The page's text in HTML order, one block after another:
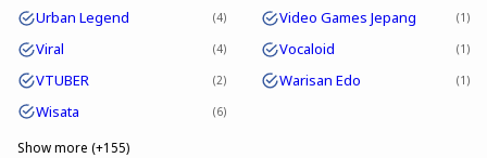
Urban Legend 4 Video Games Jepang 1
Viral 4 Vocaloid 1
VTUBER 2 Warisan Edo 1
Wisata 6
Show more (+155)